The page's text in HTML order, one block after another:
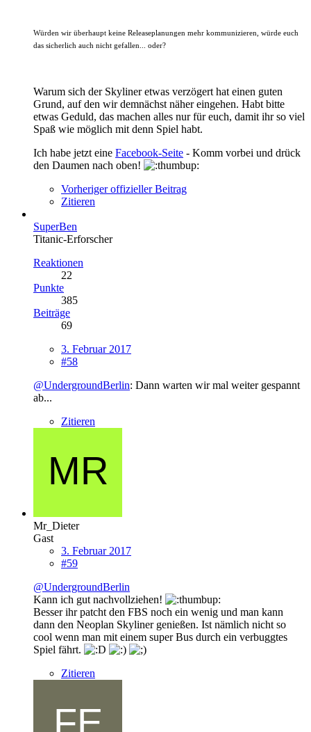
Würden wir überhaupt keine Releaseplanungen mehr kommunizieren, würde euch
das sicherlich auch nicht gefallen... oder?
Warum sich der Skyliner etwas verzögert hat einen guten
Grund, auf den wir demnächst näher eingehen. Habt bitte
etwas Geduld, das machen alles nur für euch, damit ihr so viel
Spaß wie möglich mit denn Spiel habt.
Ich habe jetzt eine Facebook-Seite - Komm vorbei und drück
den Daumen nach oben!
Vorheriger offizieller Beitrag
Zitieren
SuperBen
Titanic-Erforscher
Reaktionen
22
Punkte
385
Beiträge
69
3. Februar 2017
#58
@UndergroundBerlin: Dann warten wir mal weiter gespannt
ab...
Zitieren
Mr_Dieter
Gast
3. Februar 2017
#59
@UndergroundBerlin
Kann ich gut nachvollziehen!
Besser ihr patcht den FBS noch ein wenig und man kann
dann den Neoplan Skyliner genießen. Ist nämlich nicht so
cool wenn man mit einem super Bus durch ein verbuggtes
Spiel fährt.
Zitieren